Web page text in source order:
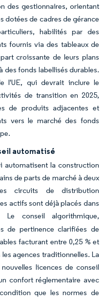
des gestionnaires, orientant
dotées de cadres de gérance
habilités par des
fournis via des tableaux de
croissante de leurs plans
des fonds labellisés durables.
l'UE, qui devrait inclure le
de transition en 2025,
de produits adjacentes et
vers le marché des fonds
automatisé
automatisent la construction
de parts de marché à deux
circuits de distribution
actifs sont déjà placés dans
Le conseil algorithmique,
de pertinence clarifiées de
facturant entre 0,25 % et
les agences traditionnelles. La
licences de conseil
confort réglementaire avec
que les normes de